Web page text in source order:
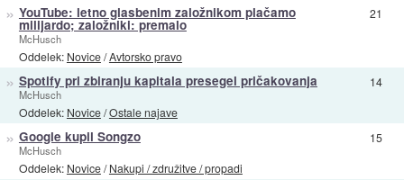
» YouTube: letno glasbenim založnikom plačamo
milijardo; založniki: premalo
McHusch
Oddelek: Novice/Avtorsko pravo
21
» Spotify pri zbiranju kapitala presegel pričakovanja
McHusch
Oddelek: Novice/Ostale najave
14
» Google kupil Songzo
McHusch
Oddelek: Novice/Nakupi / združitve / propadi
15